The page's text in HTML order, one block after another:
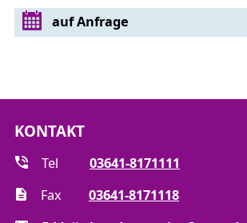
auf Anfrage
KONTAKT
Tel
03641-8171111
Fax
03641-8171118